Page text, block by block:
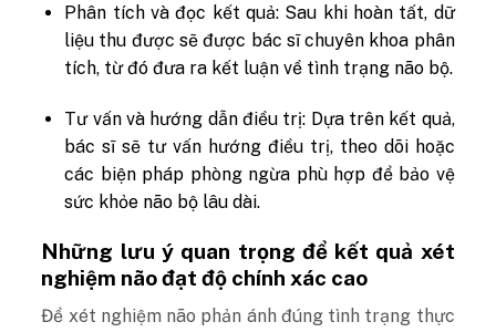
Phân tích và đọc kết quả: Sau khi hoàn tất, dữ
liệu thu được sẽ được bác sĩ chuyên khoa phân
tích, từ đó đưa ra kết luận về tình trạng não bộ.
Tư vấn và hướng dẫn điều trị: Dựa trên kết quả,
bác sĩ sẽ tư vấn hướng điều trị, theo dõi hoặc
các biện pháp phòng ngừa phù hợp để bảo vệ
sức khỏe não bộ lâu dài.
Những lưu ý quan trọng để kết quả xét
nghiệm não đạt độ chính xác cao
Để xét nghiệm não phản ánh đúng tình trạng thực